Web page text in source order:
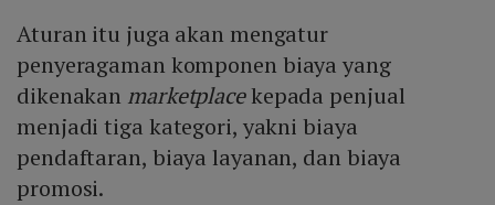
Aturan itu juga akan mengatur
penyeragaman komponen biaya yang
dikenakan marketplacekepada penjual
menjadi tiga kategori, yakni biaya
pendaftaran, biaya layanan, dan biaya
promosi.